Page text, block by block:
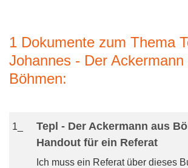
1 Dokumente zum Thema
Johannes - Der Ackermann
Böhmen:
1_
Tepl - Der Ackermann aus
Handout für ein Referat
Ich muss ein Referat über dieses